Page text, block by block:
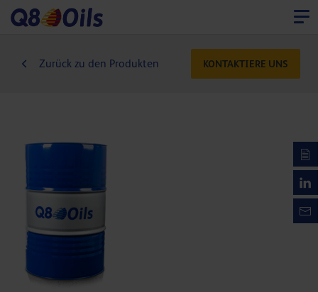
Zurück zu den Produkten KONTAKTIERE UNS